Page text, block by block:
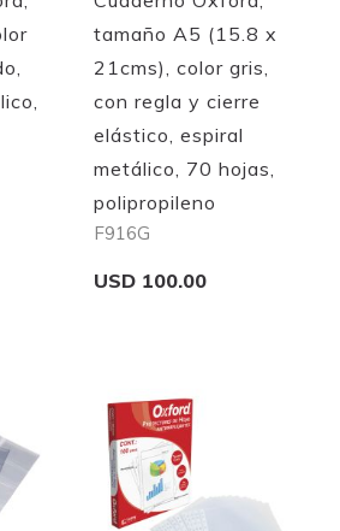
tamaño A5 (15.8 x
21cms), color gris,
con regla y cierre
elástico, espiral
metálico, 70 hojas,
polipropileno
F916G
USD 100.00